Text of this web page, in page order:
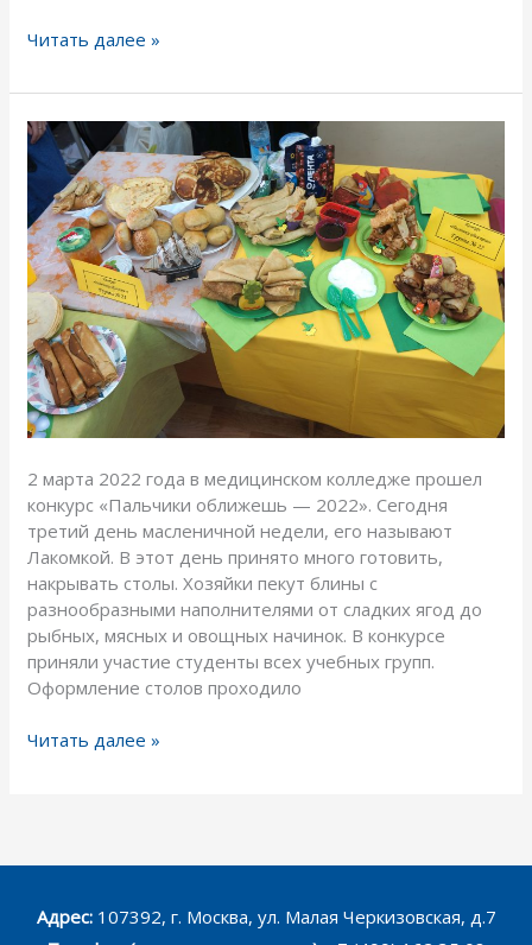
Читать далее »
2 марта 2022 года в медицинском колледже прошел
конкурс «Пальчики оближешь — 2022». Сегодня
третий день масленичной недели, его называют
Лакомкой. В этот день принято много готовить,
накрывать столы. Хозяйки пекут блины с
разнообразными наполнителями от сладких ягод до
рыбных, мясных и овощных начинок. В конкурсе
приняли участие студенты всех учебных групп.
Оформление столов проходило
Конкурс
на
лучший
масленичный
блин
«Пальчики
оближешь
–
2022»
Читать далее »
Адрес:107392, г. Москва, ул. Малая Черкизовская, д.7